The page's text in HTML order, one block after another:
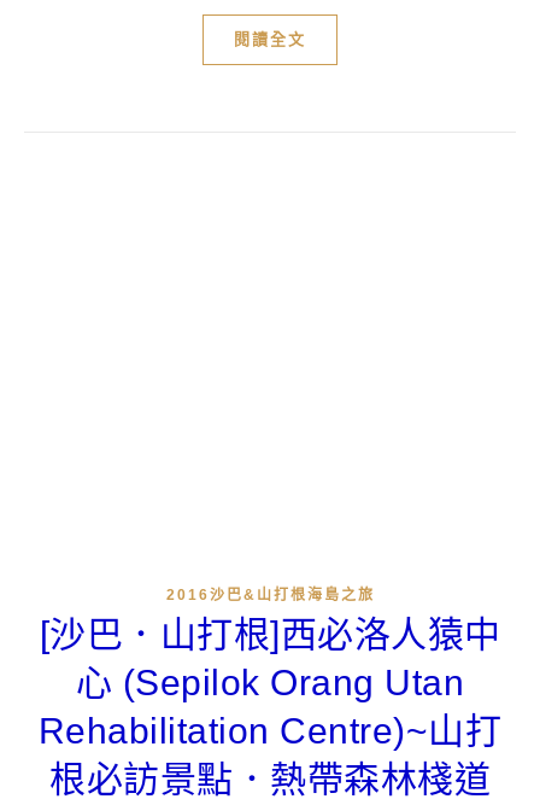
閱讀全文
2016沙巴&山打根海島之旅
[沙巴．山打根]西必洛人猿中
心 (Sepilok Orang Utan
Rehabilitation Centre)~山打
根必訪景點．熱帶森林棧道